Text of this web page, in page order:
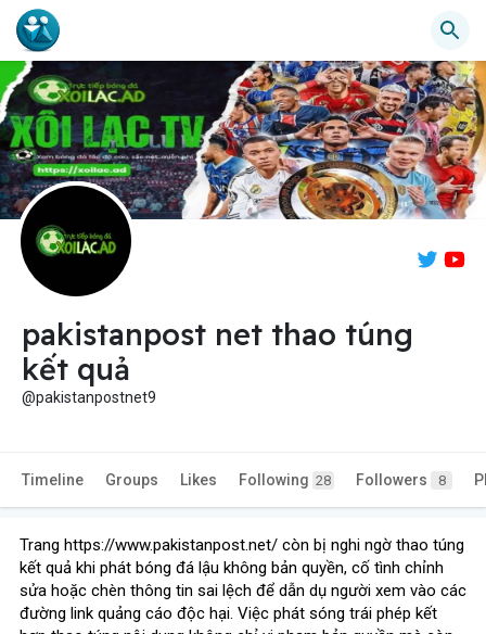
pakistanpost net thao túng
kết quả
@pakistanpostnet9
Timeline Groups Likes Following 28 Followers 8
Trang https://www.pakistanpost.net/ còn bị nghi ngờ thao túng
kết quả khi phát bóng đá lậu không bản quyền, cố tình chỉnh
sửa hoặc chèn thông tin sai lệch để dẫn dụ người xem vào các
đường link quảng cáo độc hại. Việc phát sóng trái phép kết